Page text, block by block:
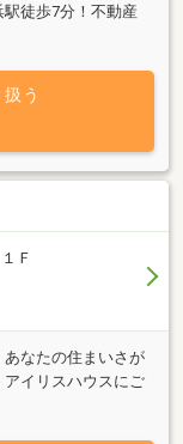
徒歩7分！不動産
ております。お気
う
Ｆ
なたの住まいさが
イリスハウスにご
トさせて頂きま